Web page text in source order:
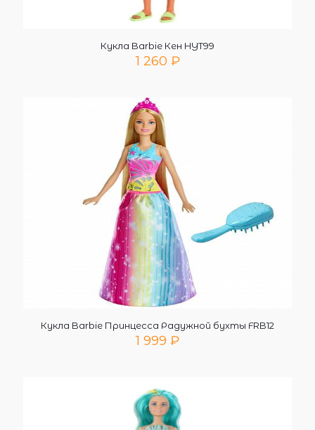
Кукла Barbie Кен HYT99
1 260 ₽
Кукла Barbie Принцесса Радужной бухты FRB12
1 999 ₽